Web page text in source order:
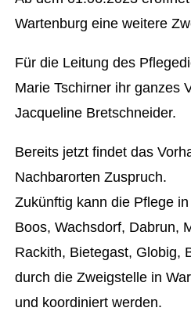
Wartenburg eine weitere
Für die Leitung des
Marie Tschirner ihr ganzes
Jacqueline Bretschneider.
Bereits jetzt findet das
Nachbarorten Zuspruch.
Zukünftig kann die Pflege
Boos, Wachsdorf, Dabrun,
Rackith, Bietegast, Globig,
durch die Zweigstelle in
und koordiniert werden.